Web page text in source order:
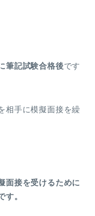
筆記試験合格後です
相手に模擬面接を繰
面接を受けるために
す。